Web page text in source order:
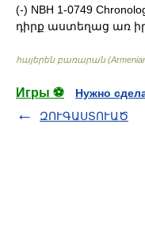
(-) NBH 1-0749
դիրք աստեղաց առ
հայերեն բառարան (Armenian
Игры ⚽
Нужно
ԶՈՒԳԱՍՏՈՒԱԾ